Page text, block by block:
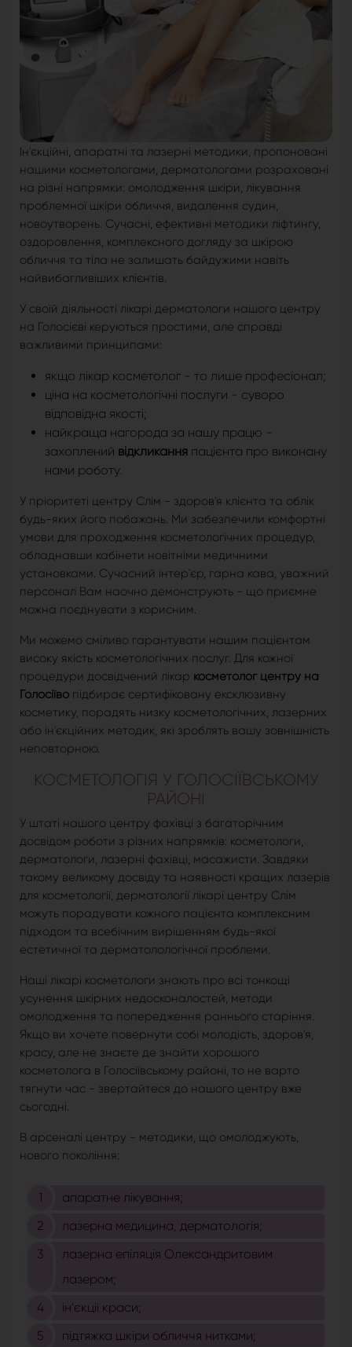
Ін'єкційні, апаратні та лазерні методики, пропоновані
нашими косметологами, дерматологами розраховані
на різні напрямки: омолодження шкіри, лікування
проблемної шкіри обличчя, видалення судин,
новоутворень. Сучасні, ефективні методики ліфтингу,
оздоровлення, комплексного догляду за шкірою
обличчя та тіла не залишать байдужими навіть
найвибагливіших клієнтів.
У своїй діяльності лікарі дерматологи нашого центру
на Голосієві керуються простими, але справді
важливими принципами:
якщо лікар косметолог - то лише професіонал;
ціна на косметологічні послуги - суворо
відповідна якості;
найкраща нагорода за нашу працю -
захоплений відкликання пацієнта про виконану
нами роботу.
У пріоритеті центру Слім - здоров'я клієнта та облік
будь-яких його побажань. Ми забезпечили комфортні
умови для проходження косметологічних процедур,
обладнавши кабінети новітніми медичними
установками. Сучасний інтер'єр, гарна кава, уважний
персонал Вам наочно демонструють - що приємне
можна поєднувати з корисним.
Ми можемо сміливо гарантувати нашим пацієнтам
високу якість косметологічних послуг. Для кожної
процедури досвідчений лікар косметолог центру на
Голосіїво підбирає сертифіковану ексклюзивну
косметику, порадять низку косметологічних, лазерних
або ін'єкційних методик, які зроблять вашу зовнішність
неповторною.
КОСМЕТОЛОГІЯ У ГОЛОСІЇВСЬКОМУ
РАЙОНІ
У штаті нашого центру фахівці з багаторічним
досвідом роботи з різних напрямків: косметологи,
дерматологи, лазерні фахівці, масажисти. Завдяки
такому великому досвіду та наявності кращих лазерів
для косметології, дерматології лікарі центру Слім
можуть порадувати кожного пацієнта комплексним
підходом та всебічним вирішенням будь-якої
естетичної та дерматолологічної проблеми.
Наші лікарі косметологи знають про всі тонкощі
усунення шкірних недосконалостей, методи
омолодження та попередження раннього старіння.
Якщо ви хочете повернути собі молодість, здоров'я,
красу, але не знаєте де знайти хорошого
косметолога в Голосіївському районі, то не варто
тягнути час - звертайтеся до нашого центру вже
сьогодні.
В арсеналі центру - методики, що омолоджують,
нового покоління:
апаратне лікування;
лазерна медицина, дерматологія;
лазерна епіляція Олександритовим
лазером;
ін'єкції краси;
підтяжка шкіри обличчя нитками;